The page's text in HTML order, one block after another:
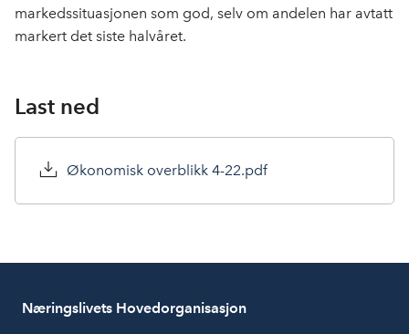
markedssituasjonen som god, selv om andelen har avtatt
markert det siste halvåret.
Last ned
Økonomisk overblikk 4-22.pdf
Næringslivets Hovedorganisasjon